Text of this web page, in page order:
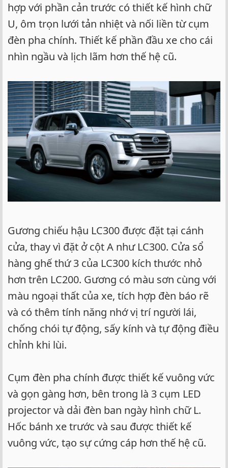
hợp với phần cản trước có thiết kế hình chữ
U, ôm trọn lưới tản nhiệt và nối liền từ cụm
đèn pha chính. Thiết kế phần đầu xe cho cái
nhìn ngầu và lịch lãm hơn thế hệ cũ.
Gương chiếu hậu LC300 được đặt tại cánh
cửa, thay vì đặt ở cột A như LC300. Cửa sổ
hàng ghế thứ 3 của LC300 kích thước nhỏ
hơn trên LC200. Gương có màu sơn cùng với
màu ngoại thất của xe, tích hợp đèn báo rẽ
và có thêm tính năng nhớ vị trí người lái,
chống chói tự động, sấy kính và tự động điều
chỉnh khi lùi.
Cụm đèn pha chính được thiết kế vuông vức
và gọn gàng hơn, bên trong là 3 cụm LED
projector và dải đèn ban ngày hình chữ L.
Hốc bánh xe trước và sau được thiết kế
vuông vức, tạo sự cứng cáp hơn thế hệ cũ.